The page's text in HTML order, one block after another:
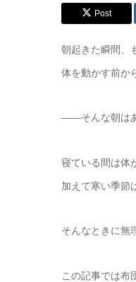
Post
朝起きた瞬間、
体を動かす前か
——そんな朝は
寝ている間は体
加えて寒い季節
そんなときに無
この記事では布